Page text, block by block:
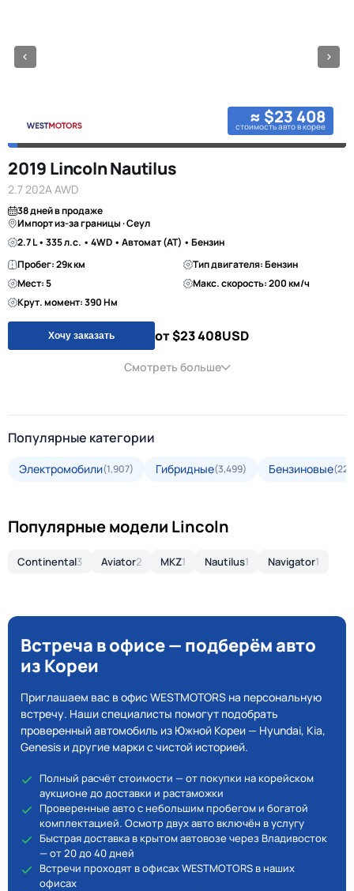
≈ $23 408
стоимость авто в корее
2019 Lincoln Nautilus
2.7 202A AWD
38 дней в продаже
Импорт из-за границы · Сеул
2.7 L • 335 л.с. • 4WD • Автомат (AT) • Бензин
Пробег: 29к км
Тип двигателя: Бензин
Мест: 5
Макс. скорость: 200 км/ч
Крут. момент: 390 Нм
Хочу заказать от $23 408USD
Смотреть больше
Популярные категории
Электромобили(1,907) Гибридные(3,499) Бензиновые
Популярные модели Lincoln
Continental3 Aviator2 MKZ1 Nautilus1 Navigator1
Встреча в офисе — подберём авто
из Кореи
Приглашаем вас в офис WESTMOTORS на персональную
встречу. Наши специалисты помогут подобрать
проверенный автомобиль из Южной Кореи — Hyundai, Kia,
Genesis и другие марки с чистой историей.
Полный расчёт стоимости — от покупки на корейском
аукционе до доставки и растаможки
Проверенные авто с небольшим пробегом и богатой
комплектацией. Осмотр двух авто включён в услугу
Быстрая доставка в крытом автовозе через Владивосток
— от 20 до 40 дней
Встречи проходят в офисах WESTMOTORS в наших
офисах